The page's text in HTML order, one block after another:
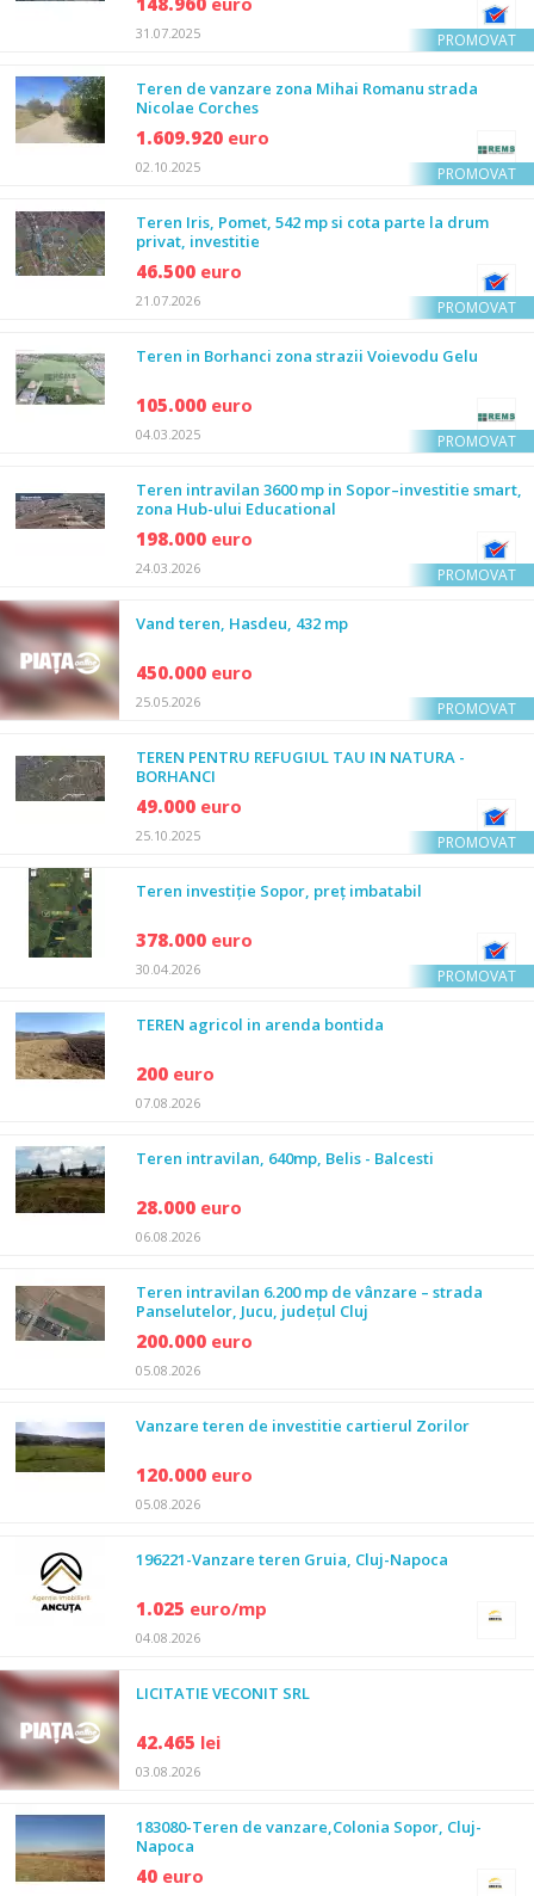
31.07.2025 PROMOVAT
Teren de vanzare zona Mihai Romanu strada
Nicolae Corches
1.609.920 euro
02.10.2025 PROMOVAT
Teren Iris, Pomet, 542 mp si cota parte la drum
privat, investitie
46.500 euro
21.07.2026 PROMOVAT
Teren in Borhanci zona strazii Voievodu Gelu
105.000 euro
04.03.2025 PROMOVAT
Teren intravilan 3600 mp in Sopor–investitie smart,
zona Hub-ului Educational
198.000 euro
24.03.2026 PROMOVAT
Vand teren, Hasdeu, 432 mp
450.000 euro
25.05.2026 PROMOVAT
TEREN PENTRU REFUGIUL TAU IN NATURA -
BORHANCI
49.000 euro
25.10.2025 PROMOVAT
Teren investiție Sopor, preț imbatabil
378.000 euro
30.04.2026 PROMOVAT
TEREN agricol in arenda bontida
200 euro
07.08.2026
Teren intravilan, 640mp, Belis - Balcesti
28.000 euro
06.08.2026
Teren intravilan 6.200 mp de vânzare – strada
Panselutelor, Jucu, județul Cluj
200.000 euro
05.08.2026
Vanzare teren de investitie cartierul Zorilor
120.000 euro
05.08.2026
196221-Vanzare teren Gruia, Cluj-Napoca
1.025 euro/mp
04.08.2026
LICITATIE VECONIT SRL
42.465 lei
03.08.2026
183080-Teren de vanzare,Colonia Sopor, Cluj-
Napoca
40 euro